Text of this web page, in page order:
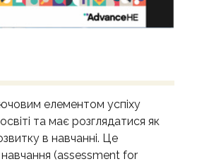
елементом успіху
та має розглядатися як
в навчанні. Це
(assessment for